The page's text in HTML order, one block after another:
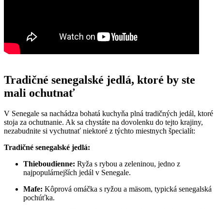
Tradičné senegalské jedlá, ktoré by ste
mali ochutnať
V Senegale sa nachádza bohatá kuchyňa plná tradičných jedál, ktoré
stoja za ochutnanie. Ak sa chystáte na dovolenku do tejto krajiny,
nezabudnite si vychutnať niektoré z týchto miestnych špecialít:
Tradičné senegalské jedlá:
Thieboudienne: Ryža s rybou a zeleninou, jedno z
najpopulárnejších jedál v Senegale.
Mafe: Kôprová omáčka s ryžou a mäsom, typická senegalská
pochúťka.